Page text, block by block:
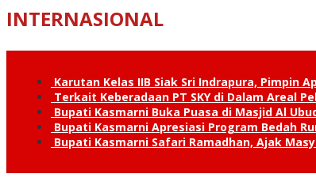
INTERNASIONAL
Karutan Kelas IIB Siak Sri Indrapura, Pimpin
Terkait Keberadaan PT SKY di Dalam Areal
Bupati Kasmarni Buka Puasa di Masjid Al
Bupati Kasmarni Apresiasi Program Bedah
Bupati Kasmarni Safari Ramadhan, Ajak